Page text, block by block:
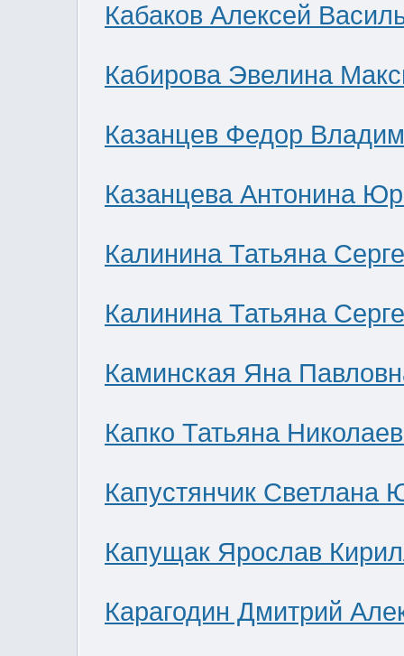
Кабаков Алексей
Кабирова Эвелина
Казанцев Федор
Казанцева Антонина
Калинина Татьяна
Калинина Татьяна
Каминская Яна
Капко Татьяна
Капустянчик Светлана
Капущак Ярослав
Карагодин Дмитрий